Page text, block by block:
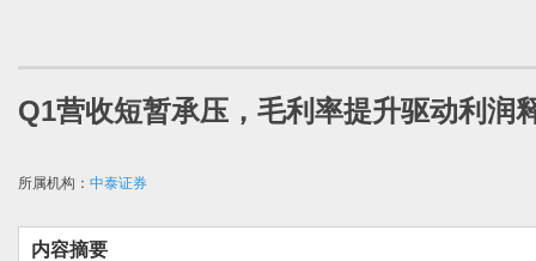
Q1营收短暂承压，毛利率提升驱动利润
所属机构： 中泰证券
内容摘要